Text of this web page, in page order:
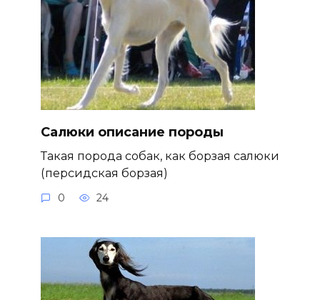
Салюки описание породы
Такая порода собак, как борзая салюки
(персидская борзая)
0 24